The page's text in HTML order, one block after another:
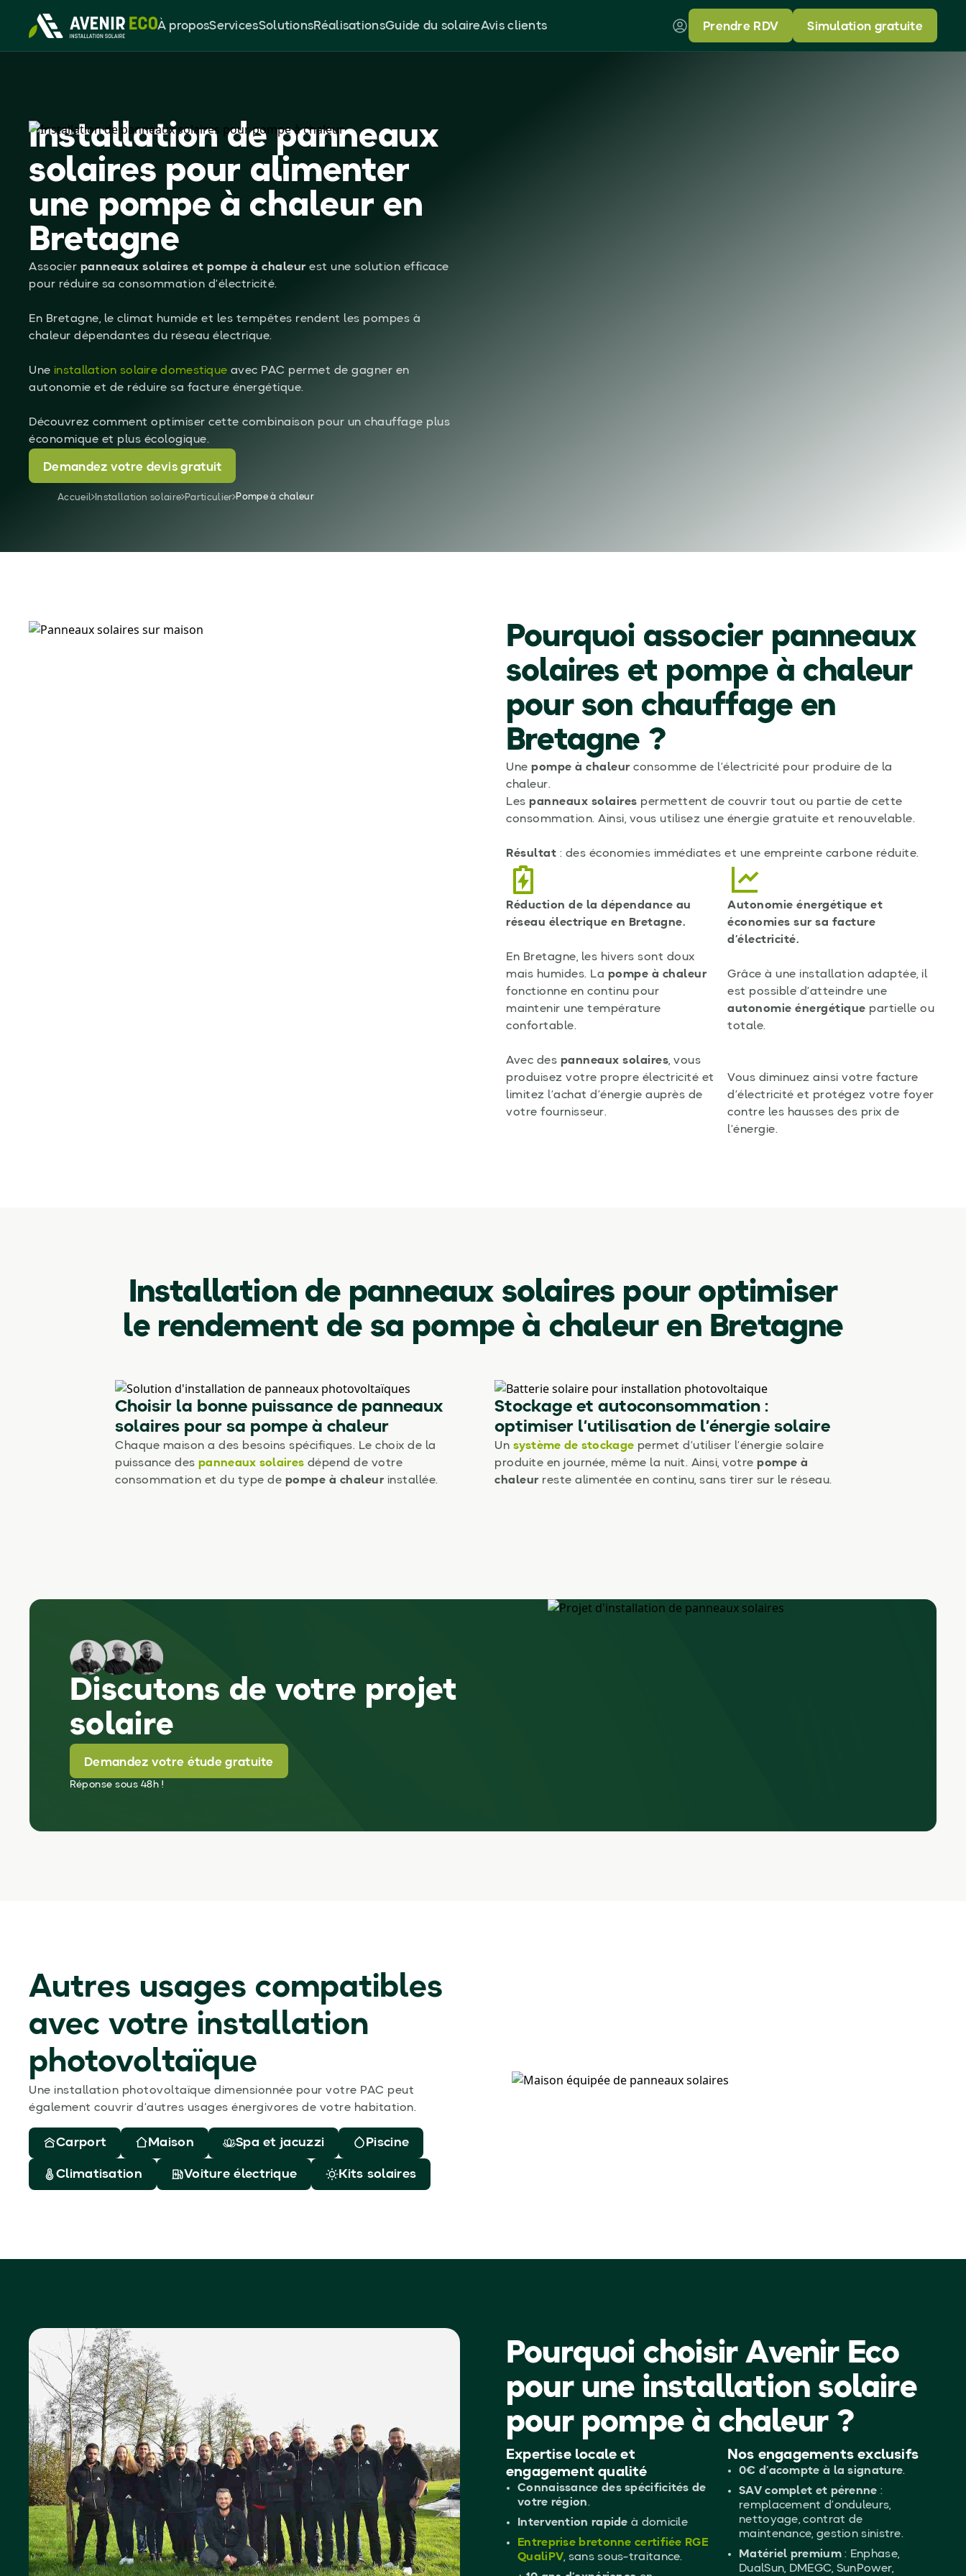
À proposServicesSolutionsRéalisationsGuide du solaireAvis clients Prendre RDV Simulation gratuite
Installation de panneaux
solaires pour alimenter
une pompe à chaleur en
Bretagne
Associer panneaux solaires et pompe à chaleur est une solution efficace
pour réduire sa consommation d’électricité.
En Bretagne, le climat humide et les tempêtes rendent les pompes à
chaleur dépendantes du réseau électrique.
Une installation solaire domestique avec PAC permet de gagner en
autonomie et de réduire sa facture énergétique.
Découvrez comment optimiser cette combinaison pour un chauffage plus
économique et plus écologique.
Demandez votre devis gratuit
Accueil Installation solaire Particulier Pompe à chaleur
Pourquoi associer panneaux
solaires et pompe à chaleur
pour son chauffage en
Bretagne ?
Une pompe à chaleur consomme de l’électricité pour produire de la
chaleur.
Les panneaux solaires permettent de couvrir tout ou partie de cette
consommation. Ainsi, vous utilisez une énergie gratuite et renouvelable.
Résultat : des économies immédiates et une empreinte carbone réduite.
Réduction de la dépendance au
réseau électrique en Bretagne.
En Bretagne, les hivers sont doux
mais humides. La pompe à chaleur
fonctionne en continu pour
maintenir une température
confortable.
Avec des panneaux solaires, vous
produisez votre propre électricité et
limitez l’achat d’énergie auprès de
votre fournisseur.
Autonomie énergétique et
économies sur sa facture
d’électricité.
Grâce à une installation adaptée, il
est possible d’atteindre une
autonomie énergétique partielle ou
totale.
Vous diminuez ainsi votre facture
d’électricité et protégez votre foyer
contre les hausses des prix de
l’énergie.
Installation de panneaux solaires pour optimiser
le rendement de sa pompe à chaleur en Bretagne
Choisir la bonne puissance de panneaux
solaires pour sa pompe à chaleur
Chaque maison a des besoins spécifiques. Le choix de la
puissance des panneaux solaires dépend de votre
consommation et du type de pompe à chaleur installée.
Stockage et autoconsommation :
optimiser l’utilisation de l’énergie solaire
Un système de stockage permet d’utiliser l’énergie solaire
produite en journée, même la nuit. Ainsi, votre pompe à
chaleur reste alimentée en continu, sans tirer sur le réseau.
Discutons de votre projet
solaire
Demandez votre étude gratuite
Réponse sous 48h !
Autres usages compatibles
avec votre installation
photovoltaïque
Une installation photovoltaïque dimensionnée pour votre PAC peut
également couvrir d’autres usages énergivores de votre habitation.
Carport Maison Spa et jacuzzi Piscine
Climatisation Voiture électrique Kits solaires
Pourquoi choisir Avenir Eco
pour une installation solaire
pour pompe à chaleur ?
Expertise locale et
engagement qualité
Connaissance des spécificités de
votre région.
Intervention rapide à domicile
Entreprise bretonne certifiée RGE
QualiPV, sans sous-traitance.
Nos engagements exclusifs
0€ d’acompte à la signature.
SAV complet et pérenne :
remplacement d’onduleurs,
nettoyage, contrat de
maintenance, gestion sinistre.
Matériel premium: Enphase,
DualSun, DMEGC, SunPower,